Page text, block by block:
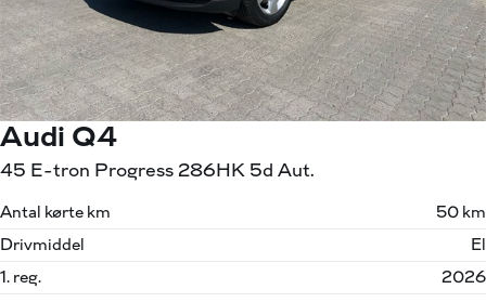
Audi Q4
45 E-tron Progress 286HK 5d Aut.
Antal kørte km
50 km
Drivmiddel
El
1. reg.
2026